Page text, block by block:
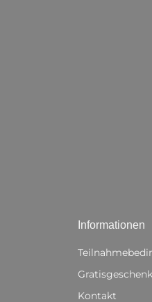
Informationen
Kontakt